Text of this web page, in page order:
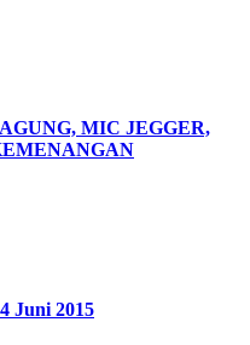
MIC JEGGER,
Juni 2015